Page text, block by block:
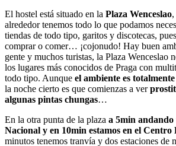
El hostel está situado en la Plaza Wenceslao
alrededor tenemos todo lo que podamos
tiendas de todo tipo, garitos y discotecas,
comprar o comer… ¡cojonudo! Hay buen
gente y muchos turistas, la Plaza Wenceslao
los lugares más conocidos de Praga con
todo tipo. Aunque el ambiente es
la noche cierto es que comienzas a ver
algunas pintas chungas…
En la otra punta de la plaza a 5min andando
Nacional y en 10min estamos en el Centro
minutos tenemos tranvía y dos estaciones de